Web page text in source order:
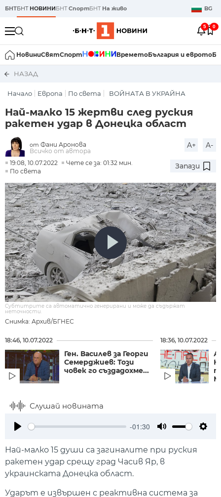
БНТБНТ НОВИНИБНТСпортБНТ На живо BG
5 0
НовиниСвятСпорт ВреметоБългария и еврото
НАЗАД
Начало Европа По света ВОЙНАТА В УКРАЙНА
Най-малко 15 жертви след руския
ракетен удар в Донецка област
от Фани Аронова
Всичко от автора
A+ A-
19:08, 10.07.2022
Чете се за: 01:32 мин.
По света
Запази
Снимка: Архив/БГНЕС
Субтитрите са автоматично генерирани и може да съдържат
неточности.
18:46, 10.07.2022
Ген. Василев за Георги
Семерджиев: Този
човек го създадохме...
18:36, 10.07.2022
Слушай новината
-01:30
Най-малко 15 души са загиналите при руския
ракетен удар срещу град Часив Яр, в
украинската Донецка област.
Ударът е извършен с реактивна система за